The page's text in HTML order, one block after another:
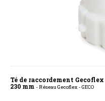
Té de raccordement
230 mm - Réseau Gecoflex - GECO